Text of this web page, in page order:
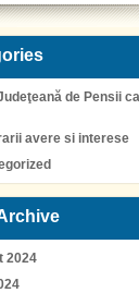
de Pensii
avere si interese
2024